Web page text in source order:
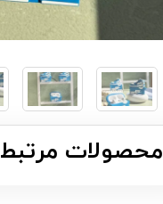
محصولات مرتبط